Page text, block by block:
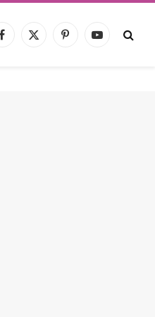
Facebook
X
PinterestYouTube